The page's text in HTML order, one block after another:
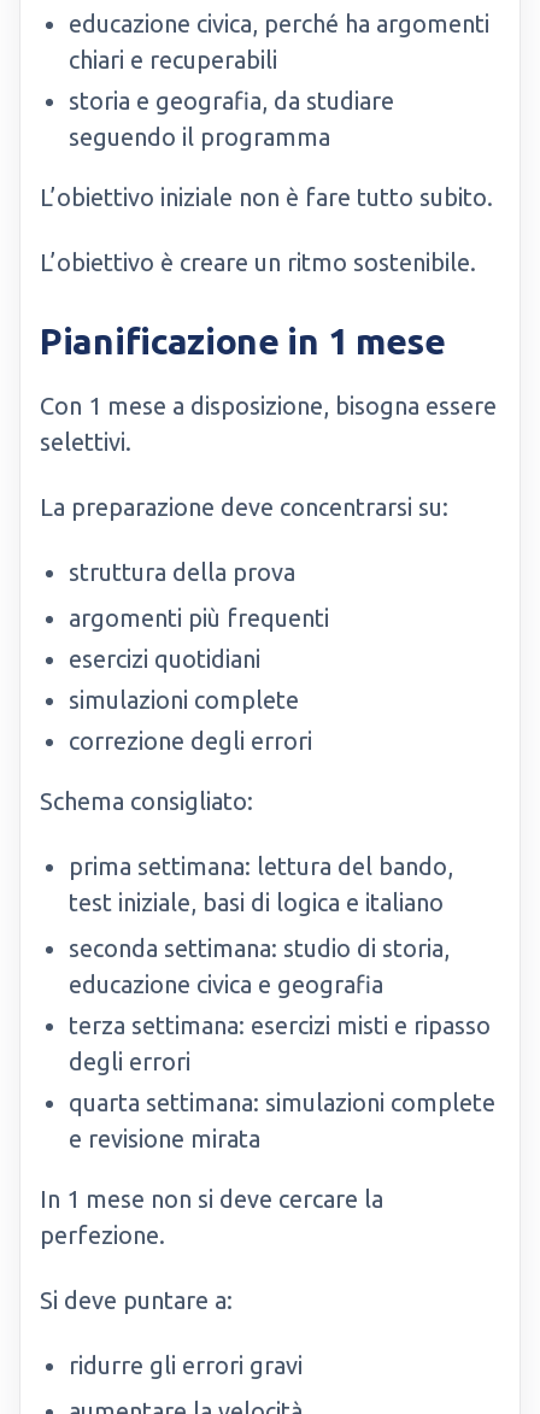
educazione civica, perché ha argomenti
chiari e recuperabili
storia e geografia, da studiare
seguendo il programma
L’obiettivo iniziale non è fare tutto subito.
L’obiettivo è creare un ritmo sostenibile.
Pianificazione in 1 mese
Con 1 mese a disposizione, bisogna essere
selettivi.
La preparazione deve concentrarsi su:
struttura della prova
argomenti più frequenti
esercizi quotidiani
simulazioni complete
correzione degli errori
Schema consigliato:
prima settimana: lettura del bando,
test iniziale, basi di logica e italiano
seconda settimana: studio di storia,
educazione civica e geografia
terza settimana: esercizi misti e ripasso
degli errori
quarta settimana: simulazioni complete
e revisione mirata
In 1 mese non si deve cercare la
perfezione.
Si deve puntare a:
ridurre gli errori gravi